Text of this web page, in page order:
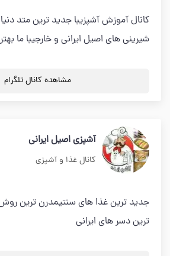
کانال آموزش آشپزیبا جدید ترین متد
شیرینی های اصیل ایرانی و خارجیبا ما
مشاهده کانال تلگرام
آشپزی اصیل ایرانی
کانال غذا و آشپزی
جدید ترین غذا های سنتیمدرن ترین روش
ترین دسر های ایرانی